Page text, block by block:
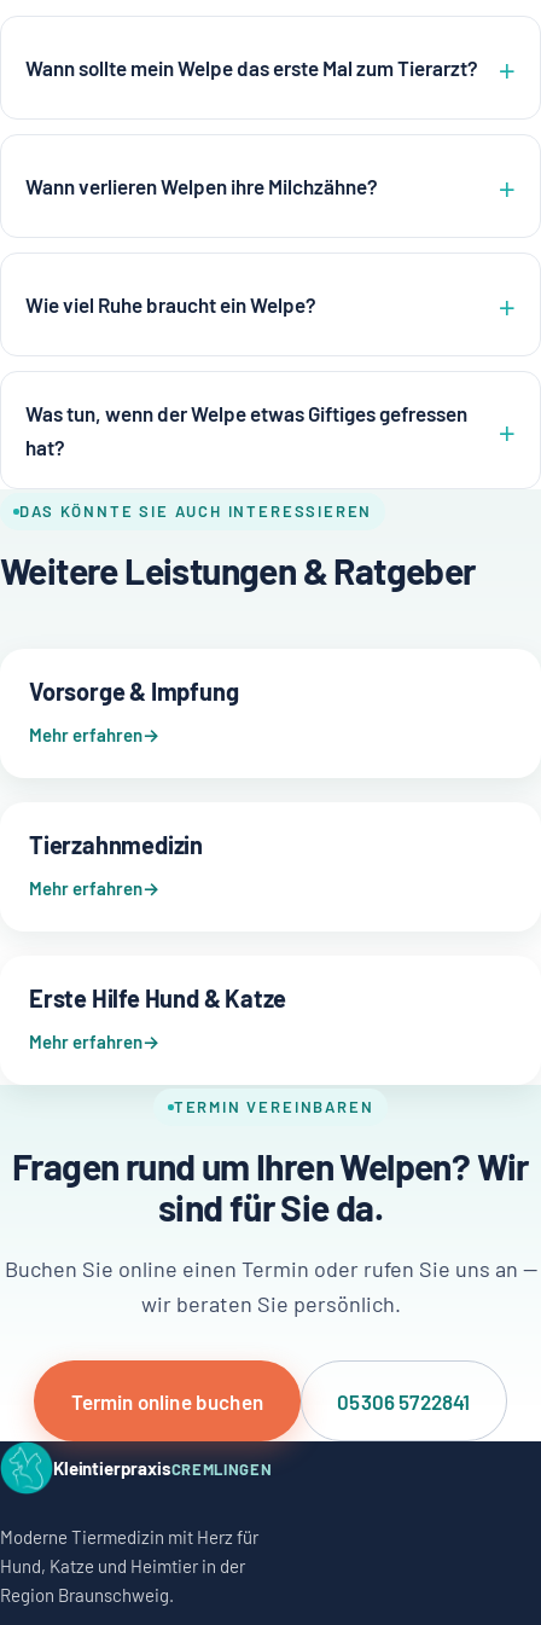
Wann sollte mein Welpe das erste Mal zum Tierarzt?
Wann verlieren Welpen ihre Milchzähne?
Wie viel Ruhe braucht ein Welpe?
Was tun, wenn der Welpe etwas Giftiges gefressen
hat?
DAS KÖNNTE SIE AUCH INTERESSIEREN
Weitere Leistungen & Ratgeber
Vorsorge & Impfung
Mehr erfahren
Tierzahnmedizin
Mehr erfahren
Erste Hilfe Hund & Katze
Mehr erfahren
TERMIN VEREINBAREN
Fragen rund um Ihren Welpen? Wir
sind für Sie da.
Buchen Sie online einen Termin oder rufen Sie uns an —
wir beraten Sie persönlich.
Termin online buchen 05306 5722841
KleintierpraxisCREMLINGEN
Moderne Tiermedizin mit Herz für
Hund, Katze und Heimtier in der
Region Braunschweig.